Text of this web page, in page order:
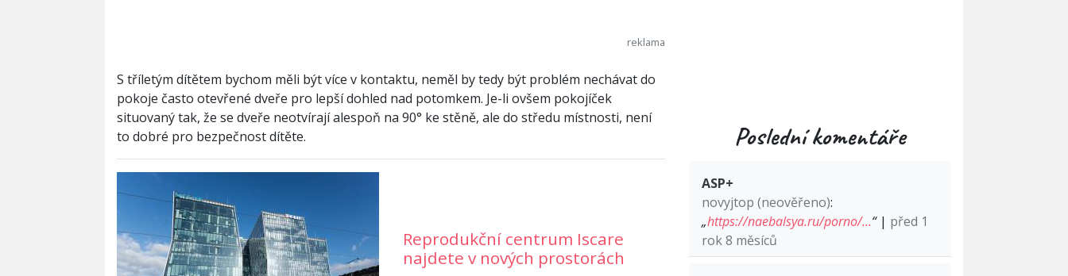
S tříletým dítětem bychom měli být více v kontaktu, neměl by tedy být problém nechávat do
pokoje často otevřené dveře pro lepší dohled nad potomkem. Je-li ovšem pokojíček
situovaný tak, že se dveře neotvírají alespoň na 90° ke stěně, ale do středu místnosti, není
to dobré pro bezpečnost dítěte.
Reprodukční centrum Iscare
najdete v nových prostorách
Poslední komentáře
ASP+
novyjtop (neověřeno):
„https://naebalsya.ru/porno/…“| před 1
rok 8 měsíců